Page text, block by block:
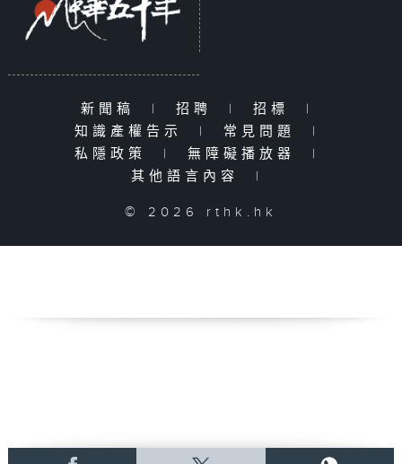
新聞稿 | 招聘 | 招標
|
知識產權告示
| 常見問題
|
私隱政策
| 無障礙播放器
|
其他語言內容
|
© 2026 rthk.hk